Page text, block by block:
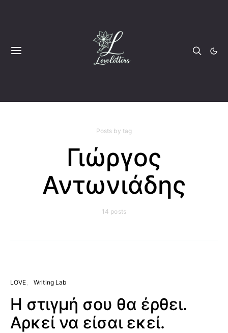
Posts by tag
Γιώργος
Αντωνιάδης
14 posts
LOVE Writing Lab
Η στιγμή σου θα έρθει.
Αρκεί να είσαι εκεί.